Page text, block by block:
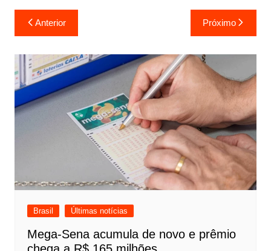
Navegação
de
Post
Anterior Próximo
Brasil Últimas notícias
Mega-Sena acumula de novo e prêmio